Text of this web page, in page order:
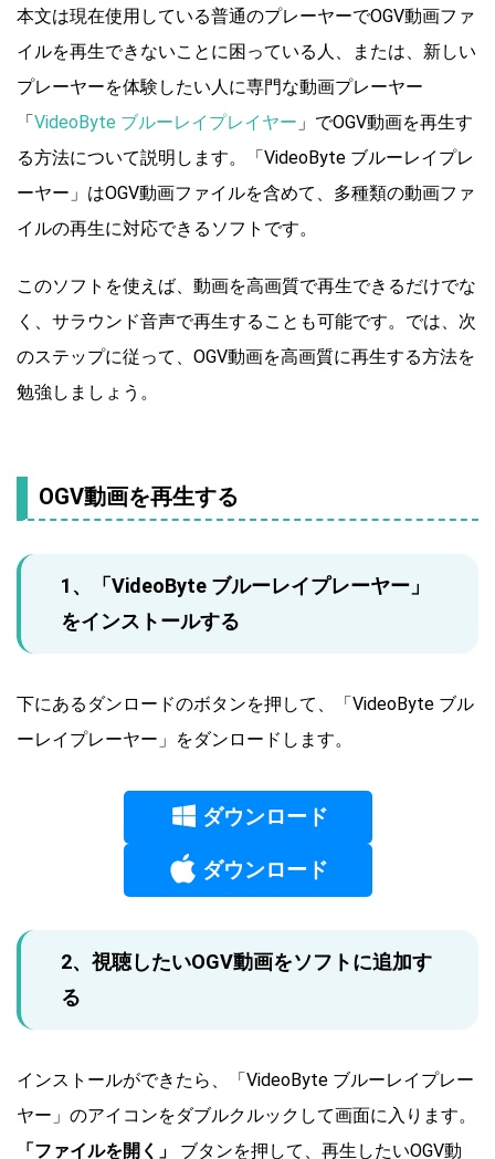
本文は現在使用している普通のプレーヤーでOGV動画ファ
イルを再生できないことに困っている人、または、新しい
プレーヤーを体験したい人に専門な動画プレーヤー
「VideoByte ブルーレイプレイヤー 」でOGV動画を再生す
る方法について説明します。「VideoByte ブルーレイプレ
ーヤー」はOGV動画ファイルを含めて、多種類の動画ファ
イルの再生に対応できるソフトです。
このソフトを使えば、動画を高画質で再生できるだけでな
く、サラウンド音声で再生することも可能です。では、次
のステップに従って、OGV動画を高画質に再生する方法を
勉強しましょう。
OGV動画を再生する
1、「VideoByte ブルーレイプレーヤー」
をインストールする
下にあるダンロードのボタンを押して、「VideoByte ブル
ーレイプレーヤー」をダンロードします。
ダウンロード
ダウンロード
2、視聴したいOGV動画をソフトに追加す
る
インストールができたら、「VideoByte ブルーレイプレー
ヤー」のアイコンをダブルクルックして画面に入ります。
「ファイルを開く」
ブタンを押して、再生したいOGV動